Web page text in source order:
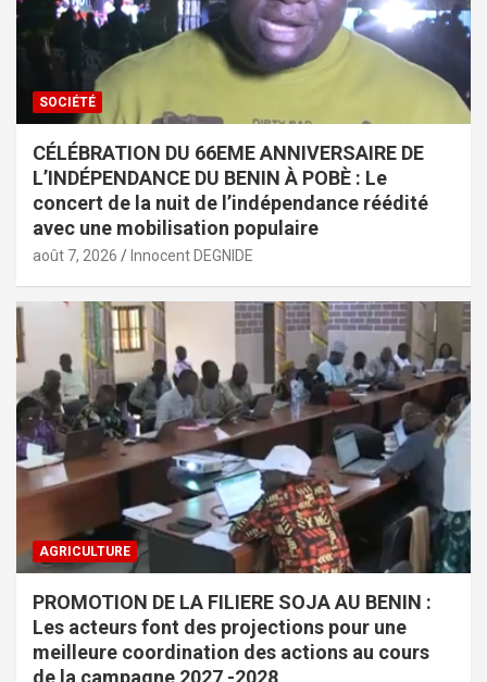
SOCIÉTÉ
CÉLÉBRATION DU 66EME ANNIVERSAIRE DE
L’INDÉPENDANCE DU BENIN À POBÈ : Le
concert de la nuit de l’indépendance réédité
avec une mobilisation populaire
août 7, 2026 Innocent DEGNIDE
AGRICULTURE
PROMOTION DE LA FILIERE SOJA AU BENIN :
Les acteurs font des projections pour une
meilleure coordination des actions au cours